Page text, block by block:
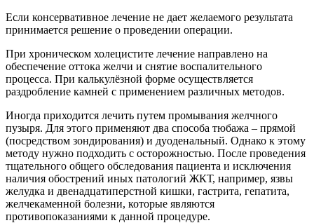
Если консервативное лечение не дает желаемого результата
принимается решение о проведении операции.
При хроническом холецистите лечение направлено на
обеспечение оттока желчи и снятие воспалительного
процесса. При калькулёзной форме осуществляется
раздробление камней с применением различных методов.
Иногда приходится лечить путем промывания желчного
пузыря. Для этого применяют два способа тюбажа – прямой
(посредством зондирования) и дуоденальный. Однако к этому
методу нужно подходить с осторожностью. После проведения
тщательного общего обследования пациента и исключения
наличия обострений иных патологий ЖКТ, например, язвы
желудка и двенадцатиперстной кишки, гастрита, гепатита,
желчекаменной болезни, которые являются
противопоказаниями к данной процедуре.